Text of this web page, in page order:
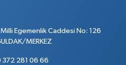
Egemenlik Caddesi No: 126
MERKEZ
372 281 06 66